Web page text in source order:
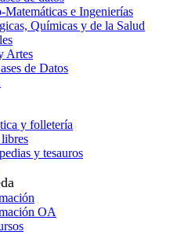
Matemáticas e Ingenierías
Químicas y de la Salud
Artes
de Datos
y folletería
y tesauros
OA